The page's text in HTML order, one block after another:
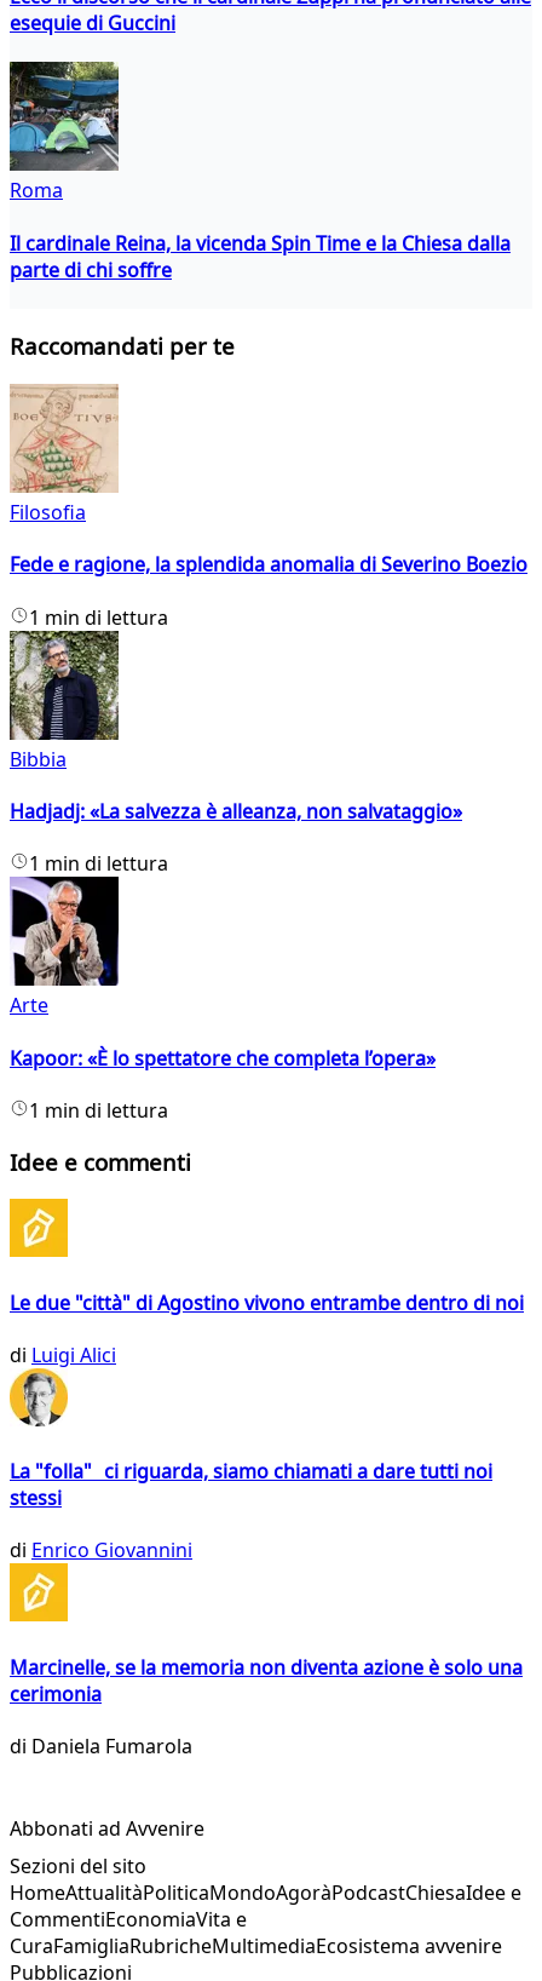
esequie di Guccini
Roma
Il cardinale Reina, la vicenda Spin Time e la Chiesa dalla
parte di chi soffre
Raccomandati per te
Filosofia
Fede e ragione, la splendida anomalia di Severino Boezio
1 min di lettura
Bibbia
Hadjadj: «La salvezza è alleanza, non salvataggio»
1 min di lettura
Arte
Kapoor: «È lo spettatore che completa l’opera»
1 min di lettura
Idee e commenti
Le due "città" di Agostino vivono entrambe dentro di noi
di Luigi Alici
La "folla" ci riguarda, siamo chiamati a dare tutti noi
stessi
di Enrico Giovannini
Marcinelle, se la memoria non diventa azione è solo una
cerimonia
di Daniela Fumarola
Abbonati ad Avvenire
Sezioni del sito
HomeAttualitàPoliticaMondoAgoràPodcastChiesaIdee e
CommentiEconomiaVita e
CuraFamigliaRubricheMultimediaEcosistema avvenire
Pubblicazioni